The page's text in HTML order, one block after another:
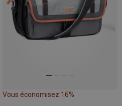
Vous économisez 16%